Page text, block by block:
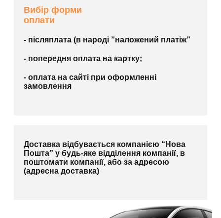
Вибір форми
оплати
- післяплата (в народі ”наложений платіж”
- попередня оплата на картку;
- оплата на сайті при оформленні
замовлення
Доставка відбувається компанією “Нова
Пошта” у будь-яке відділення компанії, в
поштомати компанії, або за адресою
(адресна доставка)